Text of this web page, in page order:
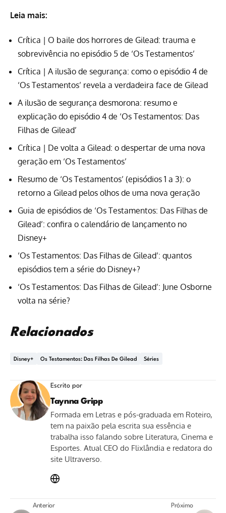
Leia mais:
Crítica | O baile dos horrores de Gilead: trauma e
sobrevivência no episódio 5 de ‘Os Testamentos’
Crítica | A ilusão de segurança: como o episódio 4 de
‘Os Testamentos’ revela a verdadeira face de Gilead
A ilusão de segurança desmorona: resumo e
explicação do episódio 4 de ‘Os Testamentos: Das
Filhas de Gilead’
Crítica | De volta a Gilead: o despertar de uma nova
geração em ‘Os Testamentos’
Resumo de ‘Os Testamentos’ (episódios 1 a 3): o
retorno a Gilead pelos olhos de uma nova geração
Guia de episódios de ‘Os Testamentos: Das Filhas de
Gilead’: confira o calendário de lançamento no
Disney+
‘Os Testamentos: Das Filhas de Gilead’: quantos
episódios tem a série do Disney+?
‘Os Testamentos: Das Filhas de Gilead’: June Osborne
volta na série?
Relacionados
Disney+ Os Testamentos: Das Filhas De Gilead Séries
Escrito por
Taynna Gripp
Formada em Letras e pós-graduada em Roteiro,
tem na paixão pela escrita sua essência e
trabalha isso falando sobre Literatura, Cinema e
Esportes. Atual CEO do Flixlândia e redatora do
site Ultraverso.
Anterior Próximo